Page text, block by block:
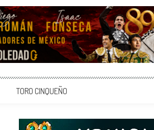
TORO CINQUEÑO